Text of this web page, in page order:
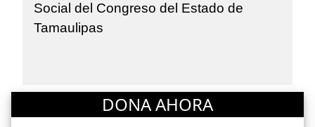
Social del Congreso del Estado de
Tamaulipas
DONA AHORA